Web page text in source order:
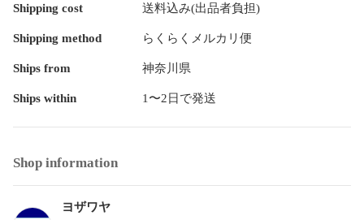
Shipping cost 送料込み(出品者負担)
Shipping method らくらくメルカリ便
Ships from 神奈川県
Ships within 1〜2日で発送
Shop information
ヨザワヤ